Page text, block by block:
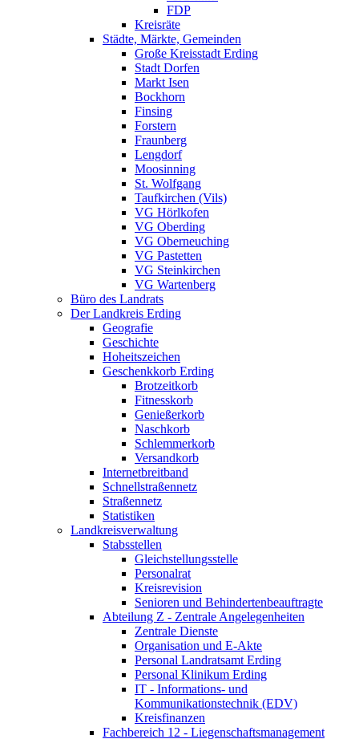
FDP
Kreisräte
Städte, Märkte, Gemeinden
Große Kreisstadt Erding
Stadt Dorfen
Markt Isen
Bockhorn
Finsing
Forstern
Fraunberg
Lengdorf
Moosinning
St. Wolfgang
Taufkirchen (Vils)
VG Hörlkofen
VG Oberding
VG Oberneuching
VG Pastetten
VG Steinkirchen
VG Wartenberg
Büro des Landrats
Der Landkreis Erding
Geografie
Geschichte
Hoheitszeichen
Geschenkkorb Erding
Brotzeitkorb
Fitnesskorb
Genießerkorb
Naschkorb
Schlemmerkorb
Versandkorb
Internetbreitband
Schnellstraßennetz
Straßennetz
Statistiken
Landkreisverwaltung
Stabsstellen
Gleichstellungsstelle
Personalrat
Kreisrevision
Senioren und Behindertenbeauftragte
Abteilung Z - Zentrale Angelegenheiten
Zentrale Dienste
Organisation und E-Akte
Personal Landratsamt Erding
Personal Klinikum Erding
IT - Informations- und
Kommunikationstechnik (EDV)
Kreisfinanzen
Fachbereich 12 - Liegenschaftsmanagement